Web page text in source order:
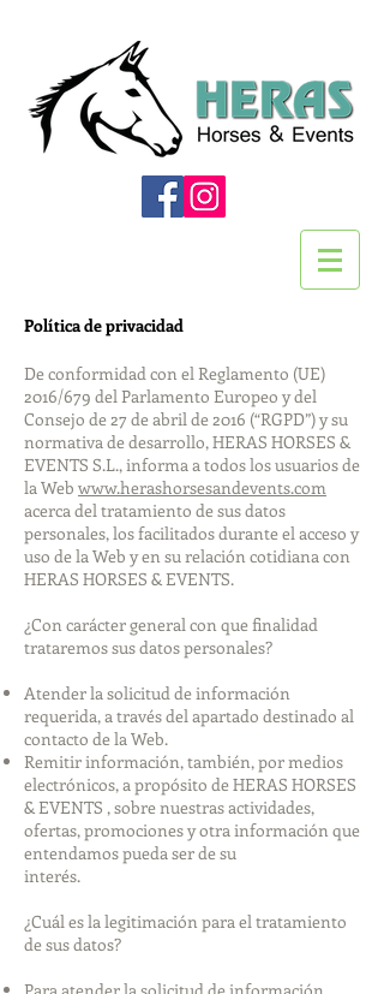
Política de privacidad
De conformidad con el Reglamento (UE)
2016/679 del Parlamento Europeo y del
Consejo de 27 de abril de 2016 (“RGPD”) y su
normativa de desarrollo, HERAS HORSES &
EVENTS S.L., informa a todos los usuarios de
la Web www.herashorsesandevents.com
acerca del tratamiento de sus datos
personales, los facilitados durante el acceso y
uso de la Web y en su relación cotidiana con
HERAS HORSES & EVENTS.
¿Con carácter general con que finalidad
trataremos sus datos personales?
Atender la solicitud de información
requerida, a través del apartado destinado al
contacto de la Web.
Remitir información, también, por medios
electrónicos, a propósito de HERAS HORSES
& EVENTS , sobre nuestras actividades,
ofertas, promociones y otra información que
entendamos pueda ser de su
interés.
¿Cuál es la legitimación para el tratamiento
de sus datos?